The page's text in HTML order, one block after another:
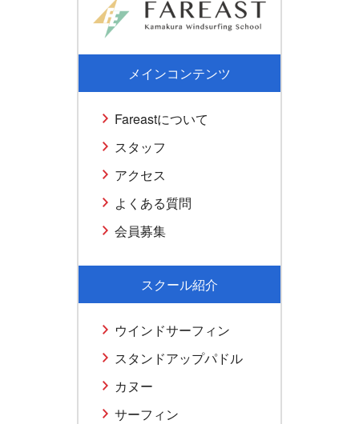
メインコンテンツ
Fareastについて
スタッフ
アクセス
よくある質問
会員募集
スクール紹介
ウインドサーフィン
スタンドアップパドル
カヌー
サーフィン